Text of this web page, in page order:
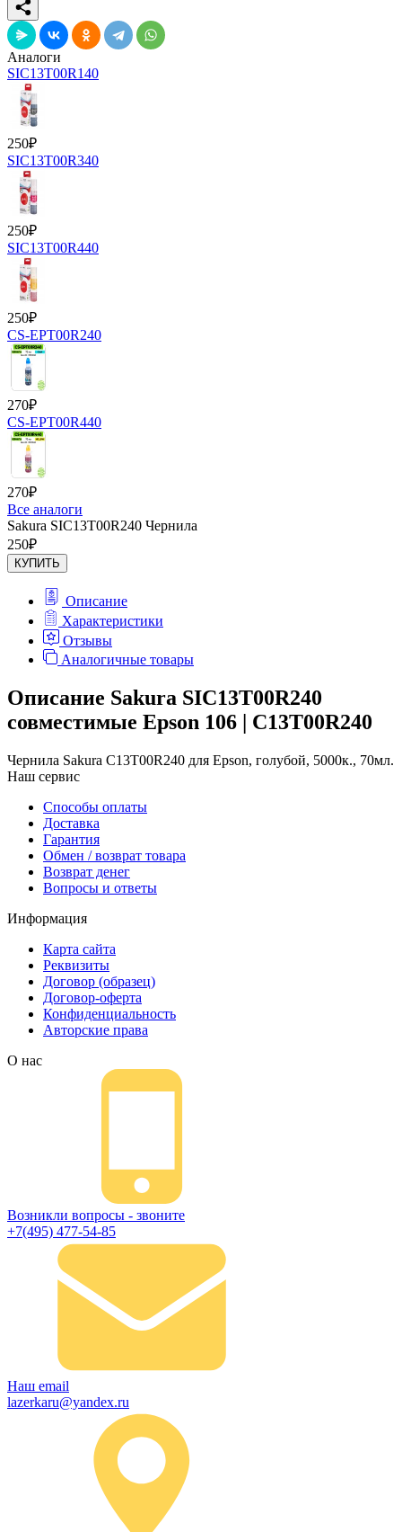
Аналоги
SIC13T00R140
250₽
SIC13T00R340
250₽
SIC13T00R440
250₽
CS-EPT00R240
270₽
CS-EPT00R440
270₽
Все аналоги
Sakura SIC13T00R240 Чернила
250₽
КУПИТЬ
Описание
Характеристики
Отзывы
Аналогичные товары
Описание Sakura SIC13T00R240
совместимые Epson 106 | C13T00R240
Чернила Sakura C13T00R240 для Epson, голубой, 5000к., 70мл.
Наш сервис
Способы оплаты
Доставка
Гарантия
Обмен / возврат товара
Возврат денег
Вопросы и ответы
Информация
Карта сайта
Реквизиты
Договор (образец)
Договор-оферта
Конфиденциальность
Авторские права
О нас
Возникли вопросы - звоните
+7(495) 477-54-85
Наш email
lazerkaru@yandex.ru